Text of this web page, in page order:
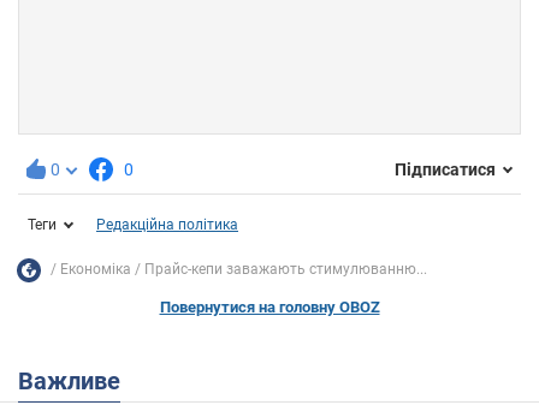
0 0 Підписатися
Теги Редакційна політика
Економіка Прайс-кепи заважають стимулюванню...
Повернутися на головну OBOZ
Важливе